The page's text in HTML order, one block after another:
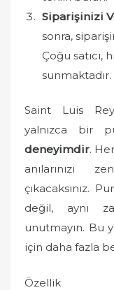
Siparişinizi
sonra,
Çoğu satıcı,
sunmaktadır.
Saint Luis
yalnızca bir
deneyimdir.
anılarınızı
çıkacaksınız.
değil, aynı
unutmayın. Bu
için daha fazla
Özellik